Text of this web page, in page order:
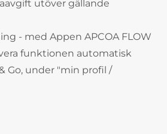
utöver gällande
- med Appen APCOA FLOW
funktionen automatisk
Go, under "min profil /